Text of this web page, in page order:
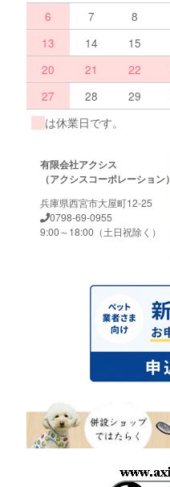
6
7 8
13
14 15
20
21 22
27
28 29
は休業日です。
有限会社アクシス
（アクシスコーポレーション）
兵庫県西宮市大屋町12-25
0798-69-0955
9:00～18:00（土日祝除く）